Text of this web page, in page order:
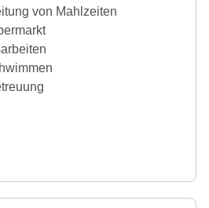
von Mahlzeiten